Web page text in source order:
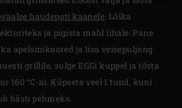
haudepoti kaanele. Lõika
ja pigista mahl lihale. Pane
apelsinikoored ja lisa veisepuljong.
grillile, sulge EGGi kuppel ja tõsta
160 °C-ni. Küpseta veel 1 tund, kuni
hästi pehmeks.